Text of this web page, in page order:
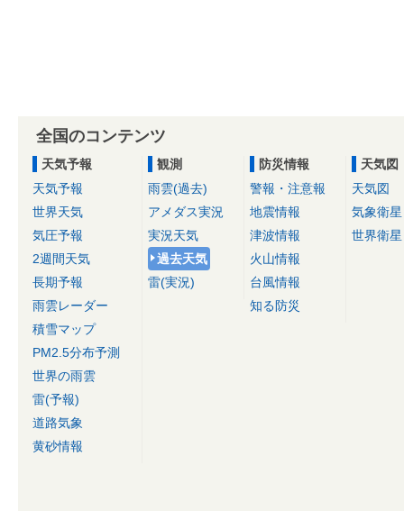
全国のコンテンツ
天気予報
天気予報
世界天気
気圧予報
2週間天気
長期予報
雨雲レーダー
積雪マップ
PM2.5分布予測
世界の雨雲
雷(予報)
道路気象
黄砂情報
観測
雨雲(過去)
アメダス実況
実況天気
過去天気
雷(実況)
防災情報
警報・注意報
地震情報
津波情報
火山情報
台風情報
知る防災
天気図
天気図
気象衛星
世界衛星